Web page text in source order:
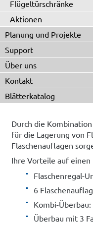
Flügeltürschränke
Aktionen
Planung und Projekte
Support
Über uns
Kontakt
Blätterkatalog
Durch die
für die Lagerung von
Flaschenauflagen
Ihre Vorteile auf einen
Flaschenregal-
6
Kombi-
Überbau mit 3